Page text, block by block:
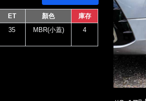
ET 顏色
庫存
35 MBR(小蓋) 4